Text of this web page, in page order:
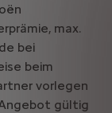
max.
bei
beim
vorlegen
gültig